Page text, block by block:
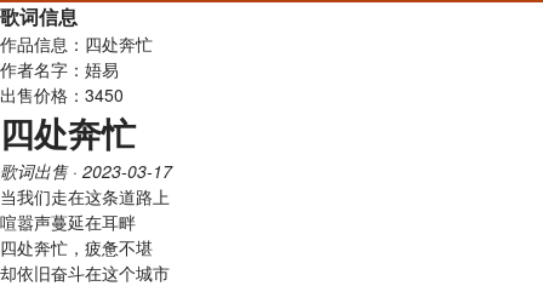
歌词信息
作品信息：四处奔忙
作者名字：娪易
出售价格：3450
四处奔忙
歌词出售· 2023-03-17
当我们走在这条道路上
喧嚣声蔓延在耳畔
四处奔忙，疲惫不堪
却依旧奋斗在这个城市